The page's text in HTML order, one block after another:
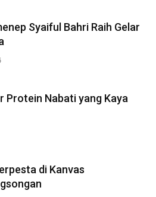
Syaiful Bahri Raih Gelar
Protein Nabati yang Kaya
di Kanvas